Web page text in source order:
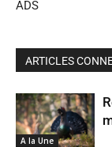
ADS
ARTICLES
A la Une